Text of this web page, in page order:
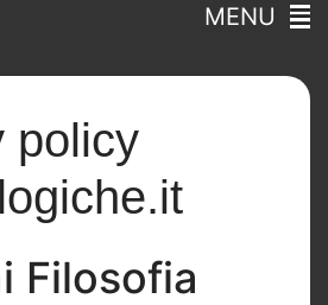
MENU
policy
Filosofia